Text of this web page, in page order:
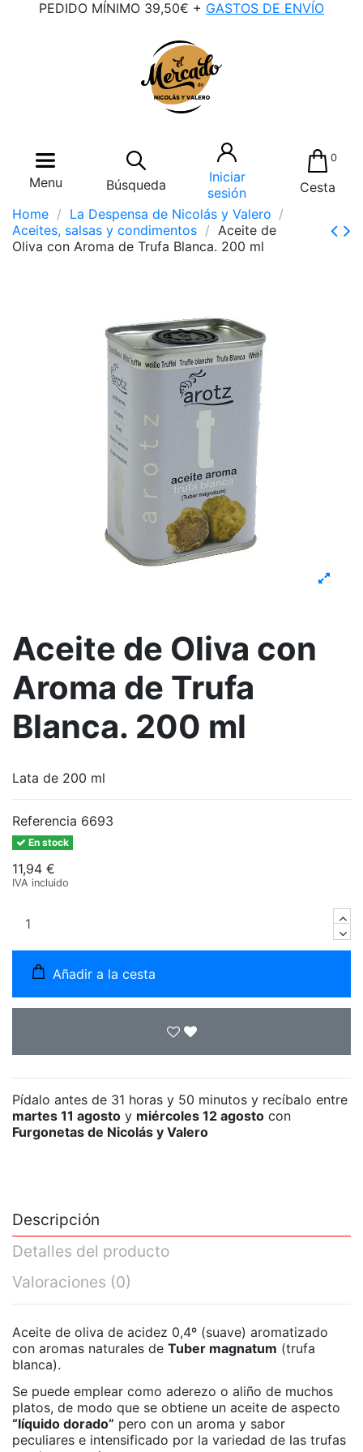
PEDIDO MÍNIMO 39,50€ + GASTOS DE ENVÍO
Menu Búsqueda
Iniciar
sesión
0
Cesta
Home
La Despensa de Nicolás y Valero
Aceites, salsas y condimentos
Aceite de
Oliva con Aroma de Trufa Blanca. 200 ml
Aceite de Oliva con
Aroma de Trufa
Blanca. 200 ml
Lata de 200 ml
Referencia 6693
En stock
11,94 €
IVA incluido
Añadir a la cesta
Pídalo antes de 31 horas y 50 minutos y recíbalo entre
martes 11 agosto y miércoles 12 agosto con
Furgonetas de Nicolás y Valero
Descripción
Detalles del producto
Valoraciones (0)
Aceite de oliva de acidez 0,4º (suave) aromatizado
con aromas naturales de Tuber magnatum (trufa
blanca).
Se puede emplear como aderezo o aliño de muchos
platos, de modo que se obtiene un aceite de aspecto
“líquido dorado” pero con un aroma y sabor
peculiares e intensificado por la variedad de las trufas